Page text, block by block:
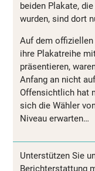
beiden Plakate,
wurden, sind dort
Auf dem
ihre Plakatreihe
präsentieren,
Anfang an nicht
Offensichtlich hat
sich die Wähler
Niveau erwarten…
Unterstützen Sie
Berichterstattung